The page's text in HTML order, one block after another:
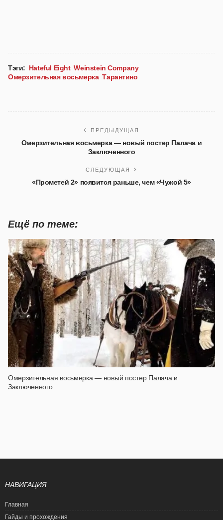
Тэги: Hateful Eight Weinstein Company
Омерзительная восьмерка Тарантино
ПРЕДЫДУЩАЯ
Омерзительная восьмерка — новый постер Палача и
Заключенного
СЛЕДУЮЩАЯ
«Прометей 2» появится раньше, чем «Чужой 5»
Ещё по теме:
Омерзительная восьмерка — новый постер Палача и
Заключенного
НАВИГАЦИЯ
Главная
Гайды и прохождения